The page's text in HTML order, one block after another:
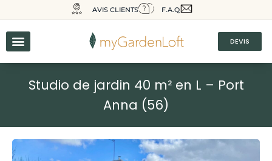
AVIS CLIENTS F.A.Q
DEVIS
Studio de jardin 40 m² en L – Port
Anna (56)